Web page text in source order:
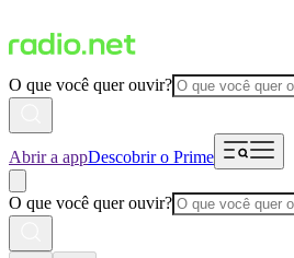
O que você quer ouvir?
Abrir a appDescobrir o Prime
O que você quer ouvir?